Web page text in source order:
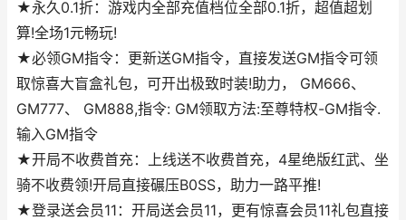
★永久0.1折：游戏内全部充值档位全部0.1折，超值超划
算!全场1元畅玩!
★必领GM指令：更新送GM指令，直接发送GM指令可领
取惊喜大盲盒礼包，可开出极致时装!助力， GM666、
GM777、 GM888,指令: GM领取方法:至尊特权-GM指令.
输入GM指令
★开局不收费首充：上线送不收费首充，4星绝版红武、坐
骑不收费领!开局直接碾压B0SS，助力一路平推!
★登录送会员11：开局送会员11，更有惊喜会员11礼包直接